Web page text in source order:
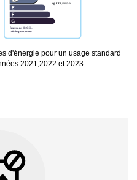
d'énergie pour un usage standard
2021,2022 et 2023